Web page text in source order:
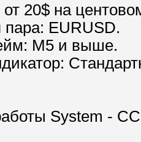
20$ на
EURUSD.
М5 и выше.
System -